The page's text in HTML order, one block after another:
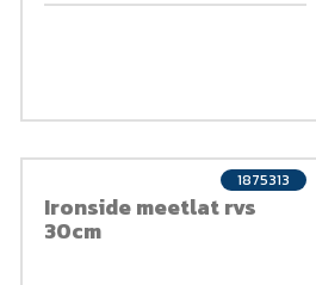
Ironside meetlat rvs
30cm
1875313